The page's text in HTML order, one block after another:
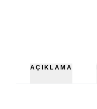
AÇIKLAMA